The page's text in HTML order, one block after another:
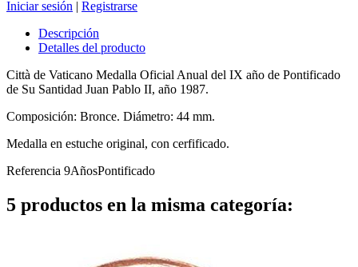
Iniciar sesión | Registrarse
Descripción
Detalles del producto
Città de Vaticano Medalla Oficial Anual del IX año de Pontificado
de Su Santidad Juan Pablo II, año 1987.
Composición: Bronce. Diámetro: 44 mm.
Medalla en estuche original, con cerfificado.
Referencia 9AñosPontificado
5 productos en la misma categoría: